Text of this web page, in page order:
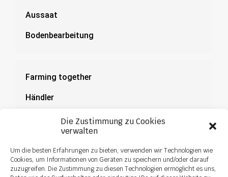
Die Zustimmung zu Cookies
verwalten
Um die besten Erfahrungen zu bieten, verwenden wir Technologien wie
Cookies, um Informationen von Geräten zu speichern und/oder darauf
zuzugreifen. Die Zustimmung zu diesen Technologien ermöglicht es uns,
Aussaat
Bodenbearbeitung
Farming together
Händler
Dokumentation